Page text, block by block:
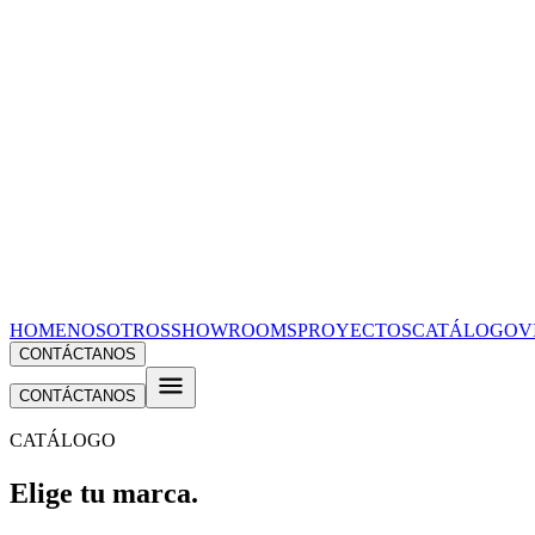
HOMENOSOTROSSHOWROOMSPROYECTOSCATÁLOGO
CONTÁCTANOS
CONTÁCTANOS
CATÁLOGO
Elige tu marca.